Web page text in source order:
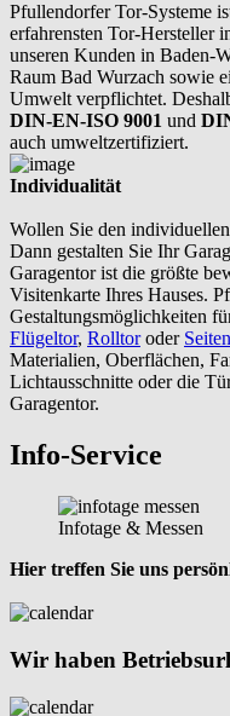
Pfullendorfer Tor-Systeme
erfahrensten Tor-Hersteller
unseren Kunden in Baden-
Raum Bad Wurzach sowie
Umwelt verpflichtet.
DIN-EN-ISO 9001 und
auch umweltzertifiziert.
Individualität
Wollen Sie den
Dann gestalten Sie Ihr
Garagentor ist die größte
Visitenkarte Ihres Hauses.
Gestaltungsmöglichkeiten
Flügeltor, Rolltoroder
Materialien, Oberflächen,
Lichtausschnitte oder die
Garagentor.
Info-Service
Infotage & Messen
Hier treffen Sie uns
Wir haben